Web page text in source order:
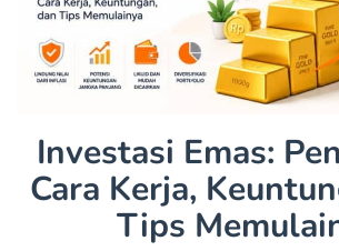
Investasi Emas:
Cara Kerja,
Tips